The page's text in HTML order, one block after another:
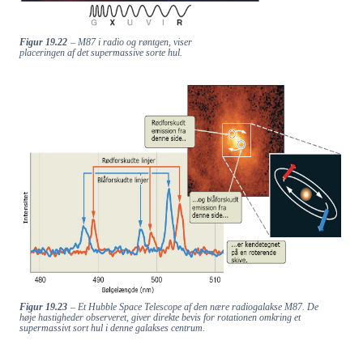
Figur 19.22 – M87 i radio og røntgen, viser
placeringen af det supermassive sorte hul.
Figur 19.23 – Et Hubble Space Telescope af den nære radiogalakse M87. De
høje hastigheder observeret, giver direkte bevis for rotationen omkring et​​
supermassivt sort hul i denne galakses centrum.